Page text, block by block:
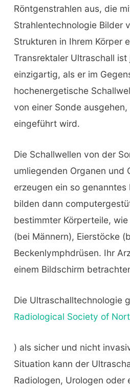
Röntgenstrahlen aus, die
Strahlentechnologie Bilder
Strukturen in Ihrem Körper
Transrektaler Ultraschall
einzigartig, als er im
hochenergetische
von einer Sonde
eingeführt wird.
Die Schallwellen von der
umliegenden Organen und
erzeugen ein so genanntes
bilden dann
bestimmter Körperteile,
(bei Männern), Eierstöcke
Beckenlymphdrüsen. Ihr
einem Bildschirm
Die Ultraschalltechnologie
Radiological Society of
) als sicher und nicht
Situation kann der
Radiologen, Urologen oder